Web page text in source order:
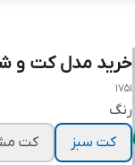
خرید مدل کت و شلوار
1751
رنگ
کت سبز
کت